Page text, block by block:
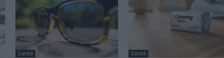
Santé Santé